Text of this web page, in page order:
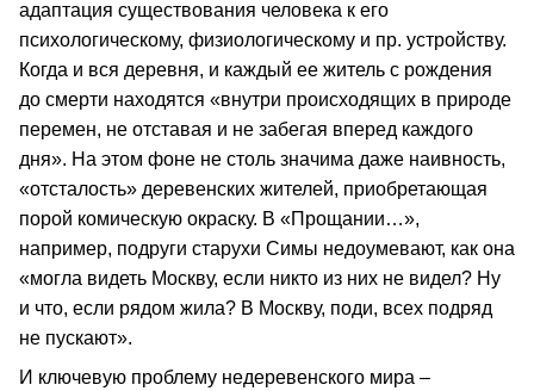
адаптация существования человека к его
психологическому, физиологическому и пр. устройству.
Когда и вся деревня, и каждый ее житель с рождения
до смерти находятся «внутри происходящих в природе
перемен, не отставая и не забегая вперед каждого
дня». На этом фоне не столь значима даже наивность,
«отсталость» деревенских жителей, приобретающая
порой комическую окраску. В «Прощании…»,
например, подруги старухи Симы недоумевают, как она
«могла видеть Москву, если никто из них не видел? Ну
и что, если рядом жила? В Москву, поди, всех подряд
не пускают».
И ключевую проблему недеревенского мира –